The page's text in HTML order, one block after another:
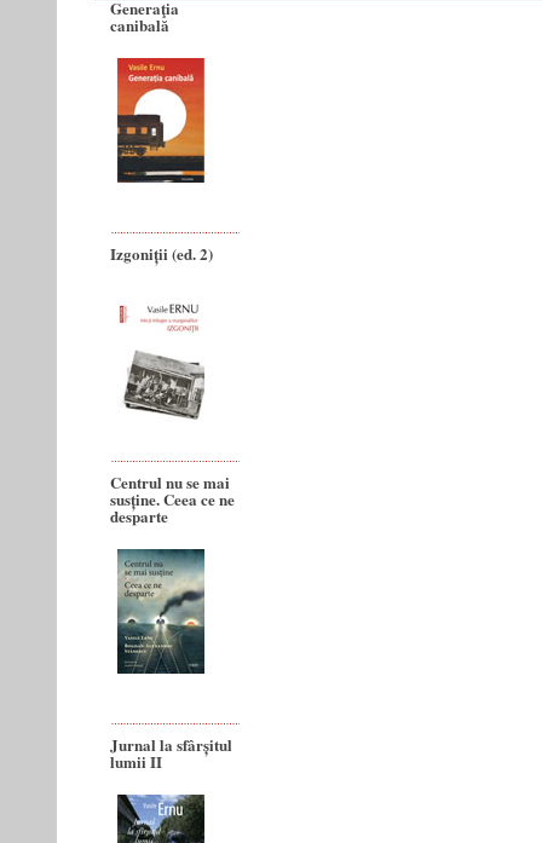
Generaţia
canibală
Izgoniții (ed. 2)
Centrul nu se mai
susține. Ceea ce ne
desparte
Jurnal la sfârșitul
lumii II